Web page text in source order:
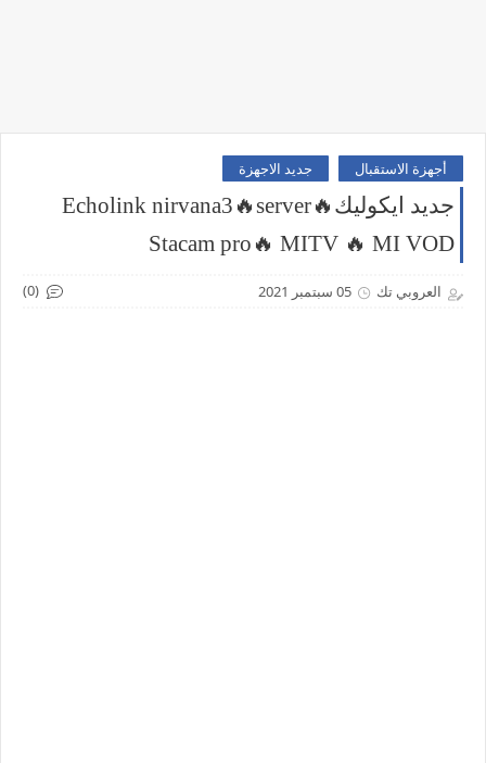
أجهزة الاستقبال جديد الاجهزة
جديد ايكوليك🔥Echolink nirvana3🔥server
Stacam pro🔥 MITV 🔥 MI VOD
العروبي تك 05 سبتمبر 2021 (0)